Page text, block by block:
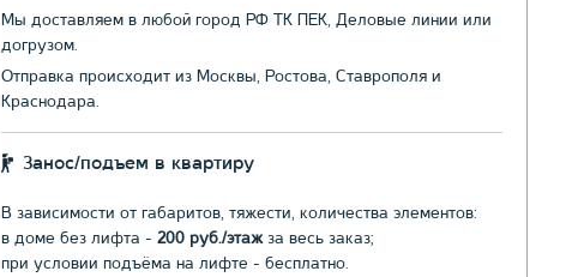
Мы доставляем в любой город РФ ТК ПЕК, Деловые линии или
догрузом.
Отправка происходит из Москвы, Ростова, Ставрополя и
Краснодара.
Занос/подъем в квартиру
В зависимости от габаритов, тяжести, количества элементов:
в доме без лифта - 200 руб./этажза весь заказ;
при условии подъёма на лифте - бесплатно.